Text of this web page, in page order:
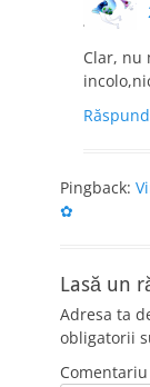
Clar, nu
Pingback:
✿
Lasă un
Adresa ta
obligatorii
Comentariu